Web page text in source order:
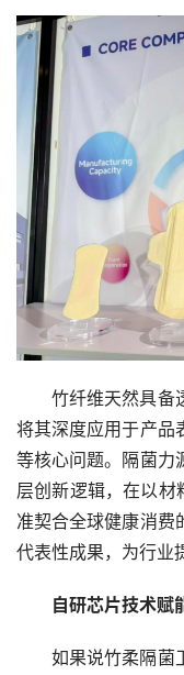
竹纤维天然具备
将其深度应用于产品
等核心问题。隔菌力
层创新逻辑，在以
准契合全球健康消费
代表性成果，为行业
自研芯片技术赋
如果说竹柔隔菌